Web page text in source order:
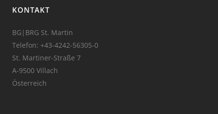
KONTAKT
BG|BRG St. Martin
Telefon: +43-4242-56305-0
St. Martiner-Straße 7
A-9500 Villach
Österreich